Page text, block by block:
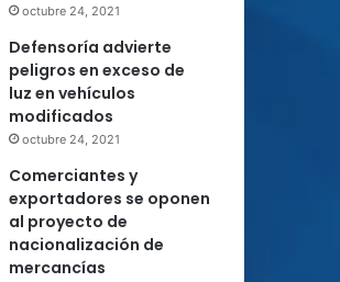
octubre 24, 2021
Defensoría advierte
peligros en exceso de
luz en vehículos
modificados
octubre 24, 2021
Comerciantes y
exportadores se oponen
al proyecto de
nacionalización de
mercancías